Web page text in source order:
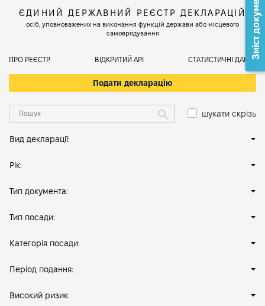
ЄДИНИЙ ДЕРЖАВНИЙ РЕЄСТР ДЕКЛАРАЦІЙ
осіб, уповноважених на виконання функцій держави або місцевого
самоврядування
ПРО РЕЄСТР ВІДКРИТИЙ АРІ СТАТИСТИЧНІ ДАНІ
Подати декларацію
шукати скрізь
Вид декларації:
Рік:
Тип документа:
Тип посади:
Категорія посади:
Період подання:
Високий ризик:
Зміст документа